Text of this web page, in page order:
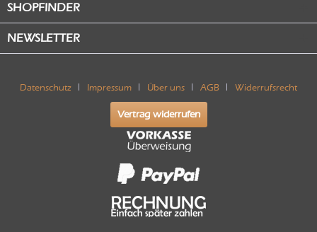
SHOPFINDER
NEWSLETTER
Datenschutz Impressum Über uns AGB Widerrufsrecht
Vertrag widerrufen